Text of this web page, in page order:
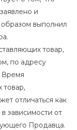
и
выполнил
товар,
по адресу
Время
товар,
отличаться как
зависимости от
Продавца.